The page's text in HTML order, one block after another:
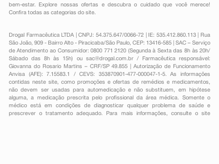
bem-estar. Explore nossas ofertas e descubra o cuidado que você merece!
Confira todas as categorias do site.
Drogal Farmacêutica LTDA | CNPJ: 54.375.647/0066-72 | IE: 535.412.860.113 | Rua
São João, 909 - Bairro Alto - Piracicaba/São Paulo, CEP: 13416-585 | SAC – Serviço
de Atendimento ao Consumidor: 0800 771 2120 (Segunda à Sexta das 8h às 20h/
Sábado das 8h às 15h) ou sac@drogal.com.br/ Farmacêutica responsável:
Giovanna do Rosario Martins – CRF/SP 49.855 | Autorização de Funcionamento
Anvisa (AFE): 7.15583.1 / CEVS: 353870901-477-000047-1-5. As informações
contidas neste site, como promoções e ofertas de remédios e medicamentos,
não devem ser usadas para automedicação e não substituem, em hipótese
alguma, a medicação prescrita pelo profissional da área médica. Somente o
médico está em condições de diagnosticar qualquer problema de saúde e
prescrever o tratamento adequado. Para mais informações, consulte o site